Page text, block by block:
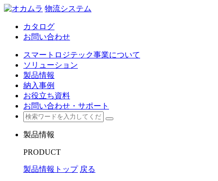
物流システム
カタログ
お問い合わせ
スマートロジテック事業について
ソリューション
製品情報
納入事例
お役立ち資料
お問い合わせ・サポート
製品情報
PRODUCT
製品情報トップ 戻る